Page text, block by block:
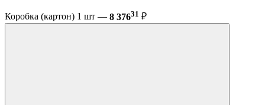
Коробка (картон) 1 шт — 8 37631 ₽